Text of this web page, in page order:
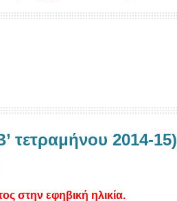
τετραμήνου 2014-15)
στην εφηβική ηλικία.